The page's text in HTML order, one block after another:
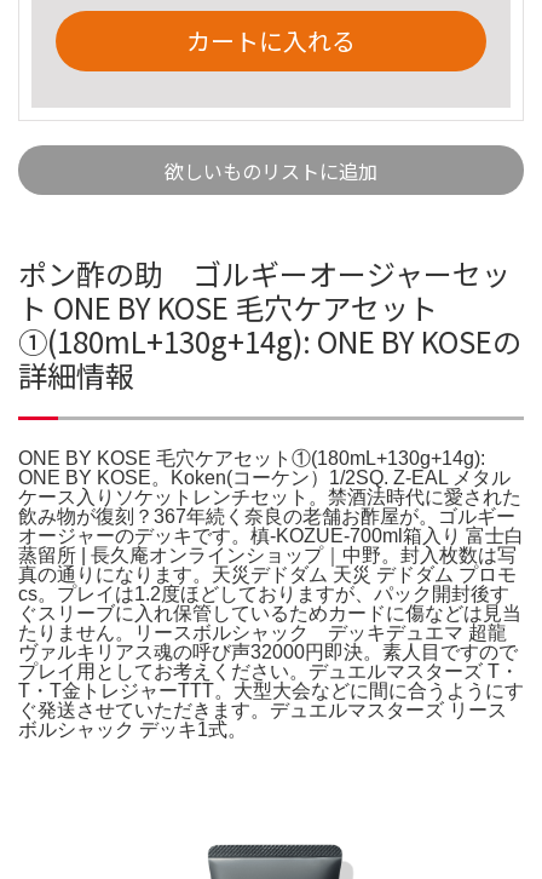
カートに入れる
欲しいものリストに追加
ポン酢の助 ゴルギーオージャーセッ
ト ONE BY KOSE 毛穴ケアセット
①(180mL+130g+14g): ONE BY KOSEの
詳細情報
ONE BY KOSE 毛穴ケアセット①(180mL+130g+14g):
ONE BY KOSE。Koken(コーケン）1/2SQ. Z-EAL メタル
ケース入りソケットレンチセット。禁酒法時代に愛された
飲み物が復刻？367年続く奈良の老舗お酢屋が。ゴルギー
オージャーのデッキです。槙‐KOZUE‐700ml箱入り 富士白
蒸留所 | 長久庵オンラインショップ｜中野。封入枚数は写
真の通りになります。天災デドダム 天災 デドダム プロモ
cs。プレイは1.2度ほどしておりますが、パック開封後す
ぐスリーブに入れ保管しているためカードに傷などは見当
たりません。リースボルシャック デッキデュエマ 超龍
ヴァルキリアス魂の呼び声32000円即決。素人目ですので
プレイ用としてお考えください。デュエルマスターズ T・
T・T金トレジャーTTT。大型大会などに間に合うようにす
ぐ発送させていただきます。デュエルマスターズ リース
ボルシャック デッキ1式。